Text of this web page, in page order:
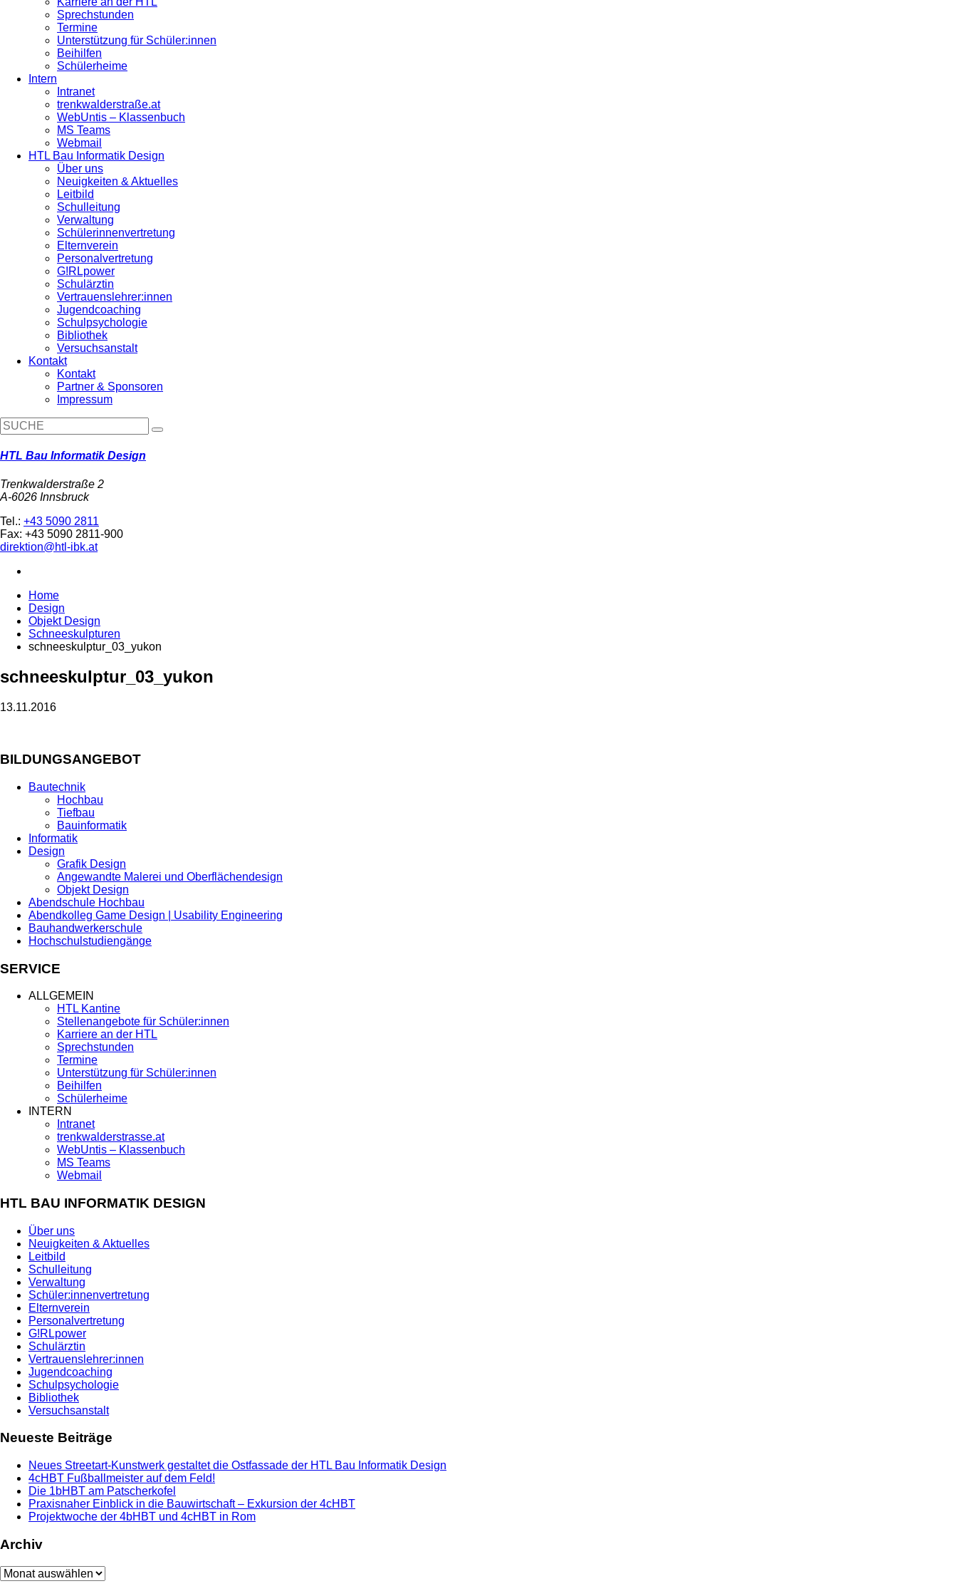
Sprechstunden
Termine
Unterstützung für Schüler:innen
Beihilfen
Schülerheime
Intern
Intranet
trenkwalderstraße.at
WebUntis – Klassenbuch
MS Teams
Webmail
HTL Bau Informatik Design
Über uns
Neuigkeiten & Aktuelles
Leitbild
Schulleitung
Verwaltung
Schülerinnenvertretung
Elternverein
Personalvertretung
G!RLpower
Schulärztin
Vertrauenslehrer:innen
Jugendcoaching
Schulpsychologie
Bibliothek
Versuchsanstalt
Kontakt
Kontakt
Partner & Sponsoren
Impressum
HTL Bau Informatik Design
Trenkwalderstraße 2
A-6026 Innsbruck
Tel.: +43 5090 2811
Fax: +43 5090 2811-900
direktion@htl-ibk.at
Home
Design
Objekt Design
Schneeskulpturen
schneeskulptur_03_yukon
schneeskulptur_03_yukon
13.11.2016
BILDUNGSANGEBOT
Bautechnik
Hochbau
Tiefbau
Bauinformatik
Informatik
Design
Grafik Design
Angewandte Malerei und Oberflächendesign
Objekt Design
Abendschule Hochbau
Abendkolleg Game Design | Usability Engineering
Bauhandwerkerschule
Hochschulstudiengänge
SERVICE
ALLGEMEIN
HTL Kantine
Stellenangebote für Schüler:innen
Karriere an der HTL
Sprechstunden
Termine
Unterstützung für Schüler:innen
Beihilfen
Schülerheime
INTERN
Intranet
trenkwalderstrasse.at
WebUntis – Klassenbuch
MS Teams
Webmail
HTL BAU INFORMATIK DESIGN
Über uns
Neuigkeiten & Aktuelles
Leitbild
Schulleitung
Verwaltung
Schüler:innenvertretung
Elternverein
Personalvertretung
G!RLpower
Schulärztin
Vertrauenslehrer:innen
Jugendcoaching
Schulpsychologie
Bibliothek
Versuchsanstalt
Neueste Beiträge
Neues Streetart-Kunstwerk gestaltet die Ostfassade der HTL Bau Informatik Design
4cHBT Fußballmeister auf dem Feld!
Die 1bHBT am Patscherkofel
Praxisnaher Einblick in die Bauwirtschaft – Exkursion der 4cHBT
Projektwoche der 4bHBT und 4cHBT in Rom
Archiv
Archiv